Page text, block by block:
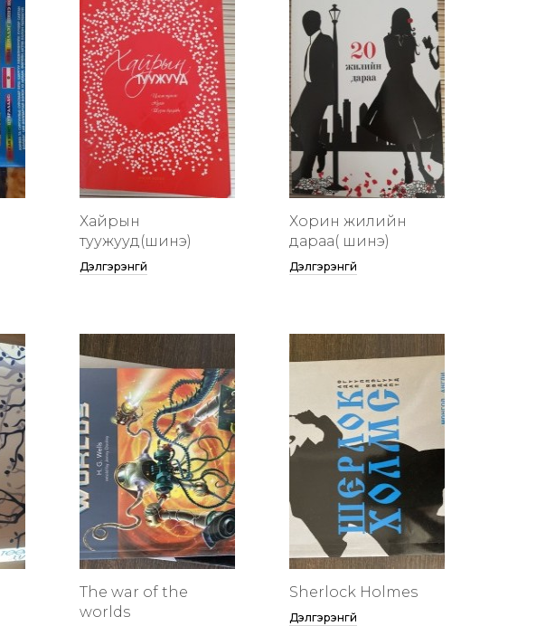
Хайрын
туужууд(шинэ)
Дэлгэрэнгүй
Хорин жилийн
дараа( шинэ)
Дэлгэрэнгүй
The war of the
worlds
Sherlock Holmes
Дэлгэрэнгүй